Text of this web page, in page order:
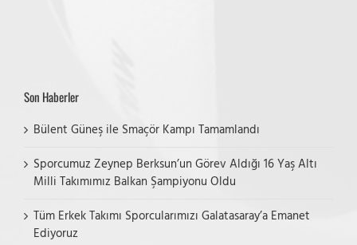
Son Haberler
Bülent Güneş ile Smaçör Kampı Tamamlandı
Sporcumuz Zeynep Berksun’un Görev Aldığı 16 Yaş Altı
Milli Takımımız Balkan Şampiyonu Oldu
Tüm Erkek Takımı Sporcularımızı Galatasaray’a Emanet
Ediyoruz